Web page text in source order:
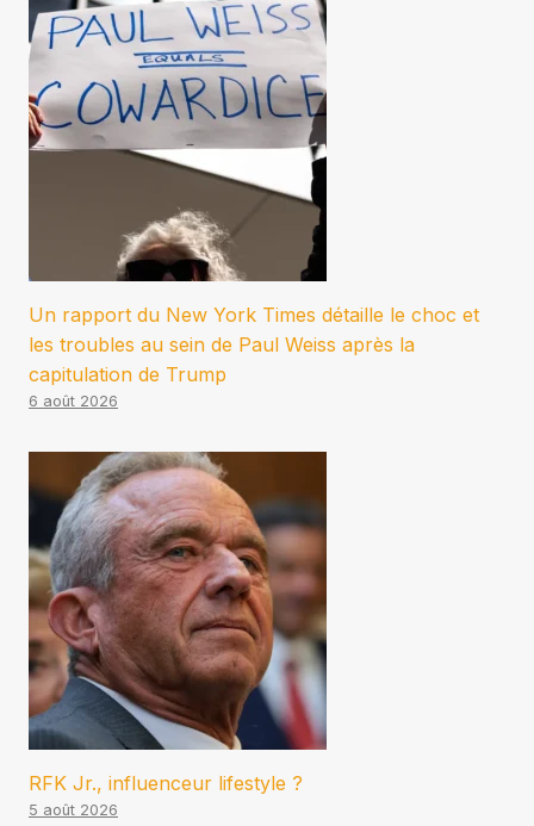
Un rapport du New York Times détaille le choc et
les troubles au sein de Paul Weiss après la
capitulation de Trump
6 août 2026
RFK Jr., influenceur lifestyle ?
5 août 2026